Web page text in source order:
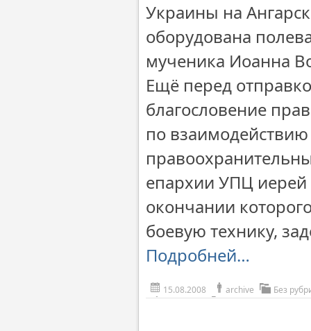
Украины на
оборудована
мученика Иоанна
Ещё перед
благословение
по
епархии УПЦ
окончании
боевую технику,
Подробней…
15.08.2008 archive Без